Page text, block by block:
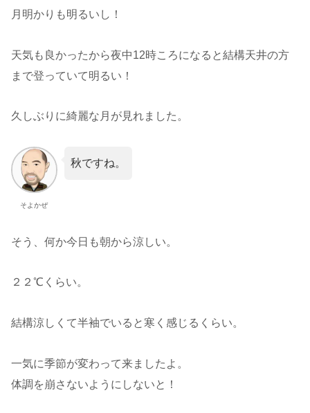
月明かりも明るいし！
天気も良かったから夜中12時ころになると結構天井の方
まで登っていて明るい！
久しぶりに綺麗な月が見れました。
そよかぜ
秋ですね。
そう、何か今日も朝から涼しい。
２２℃くらい。
結構涼しくて半袖でいると寒く感じるくらい。
一気に季節が変わって来ましたよ。
体調を崩さないようにしないと！